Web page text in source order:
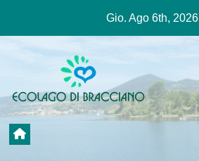
contenuto
Gio. Ago 6th, 2026